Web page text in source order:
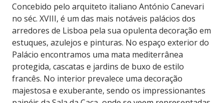
Concebido pelo arquiteto italiano António Canevari
no séc. XVIII, é um das mais notáveis palácios dos
arredores de Lisboa pela sua opulenta decoração em
estuques, azulejos e pinturas. No espaço exterior do
Palácio encontramos uma mata mediterrânea
protegida, cascatas e jardins de buxo de estilo
francês. No interior prevalece uma decoração
majestosa e exuberante, sendo os impressionantes